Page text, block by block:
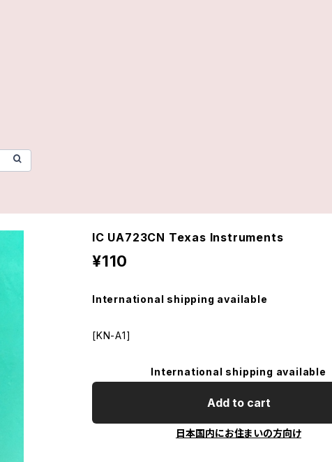
IC UA723CN Texas Instruments
¥110
International shipping available
[KN-A1]
International shipping available
Add to cart
日本国内にお住まいの方向け